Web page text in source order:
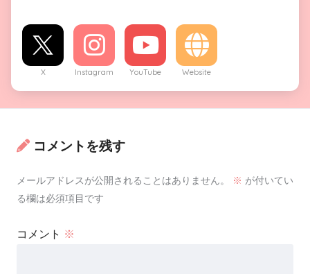
X Instagram YouTube Website
コメントを残す
メールアドレスが公開されることはありません。 ※ が付いてい
る欄は必須項目です
コメント ※